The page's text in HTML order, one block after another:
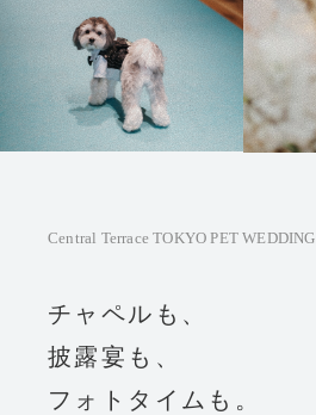
Central Terrace TOKYO PET WEDDING
チャペルも、
披露宴も、
フォトタイムも。